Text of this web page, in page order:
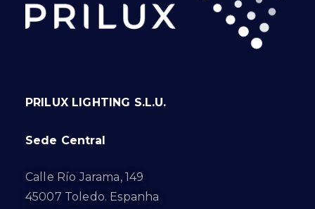
PRILUX LIGHTING S.L.U.
Sede Central
Calle Río Jarama, 149
45007 Toledo. Espanha